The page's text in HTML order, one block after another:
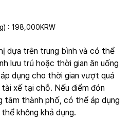
: 198,000KRW
dựa trên trung bình và có thể
lưu trú hoặc thời gian ăn uống
dụng cho thời gian vượt quá
xế tại chỗ. Nếu điểm đón
tâm thành phố, có thể áp dụng
không khả dụng.